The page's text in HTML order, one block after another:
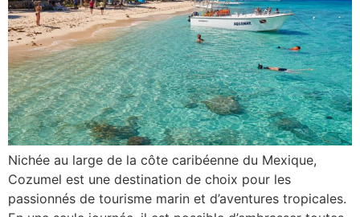
Nichée au large de la côte caribéenne du Mexique,
Cozumel est une destination de choix pour les
passionnés de tourisme marin et d’aventures tropicales.